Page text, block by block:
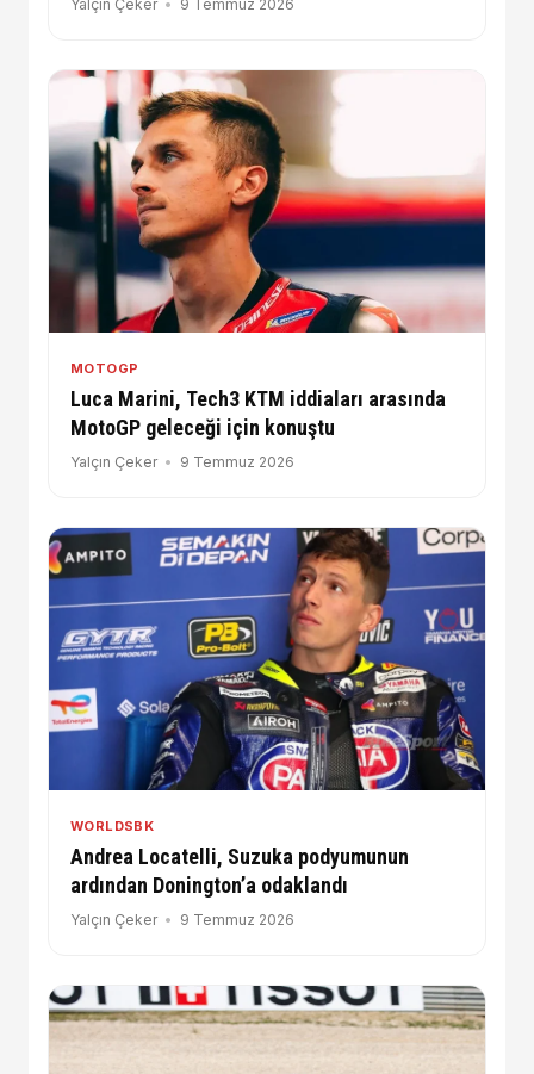
Yalçın Çeker 9 Temmuz 2026
MOTOGP
Luca Marini, Tech3 KTM iddiaları arasında
MotoGP geleceği için konuştu
Yalçın Çeker 9 Temmuz 2026
WORLDSBK
Andrea Locatelli, Suzuka podyumunun
ardından Donington’a odaklandı
Yalçın Çeker 9 Temmuz 2026